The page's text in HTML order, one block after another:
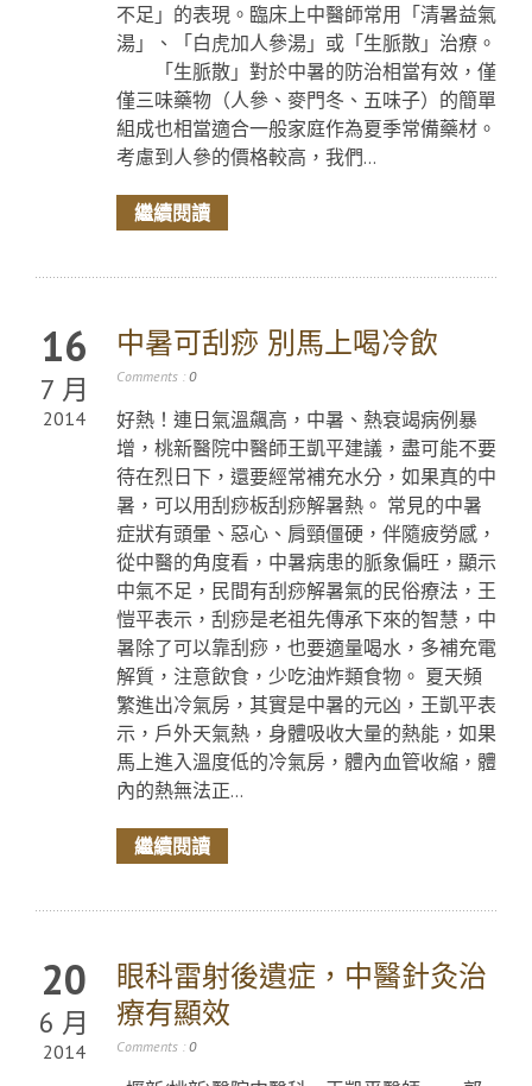
不足」的表現。臨床上中醫師常用「清暑益氣
湯」、「白虎加人參湯」或「生脈散」治療。
「生脈散」對於中暑的防治相當有效，僅
僅三味藥物（人參、麥門冬、五味子）的簡單
組成也相當適合一般家庭作為夏季常備藥材。
考慮到人參的價格較高，我們...
繼續閱讀
16
7 月
2014
中暑可刮痧 別馬上喝冷飲
Comments : 0
好熱！連日氣溫飆高，中暑、熱衰竭病例暴
增，桃新醫院中醫師王凱平建議，盡可能不要
待在烈日下，還要經常補充水分，如果真的中
暑，可以用刮痧板刮痧解暑熱。 常見的中暑
症狀有頭暈、惡心、肩頸僵硬，伴隨疲勞感，
從中醫的角度看，中暑病患的脈象偏旺，顯示
中氣不足，民間有刮痧解暑氣的民俗療法，王
愷平表示，刮痧是老祖先傳承下來的智慧，中
暑除了可以靠刮痧，也要適量喝水，多補充電
解質，注意飲食，少吃油炸類食物。 夏天頻
繁進出冷氣房，其實是中暑的元凶，王凱平表
示，戶外天氣熱，身體吸收大量的熱能，如果
馬上進入溫度低的冷氣房，體內血管收縮，體
內的熱無法正...
繼續閱讀
20
6 月
2014
眼科雷射後遺症，中醫針灸治
療有顯效
Comments : 0